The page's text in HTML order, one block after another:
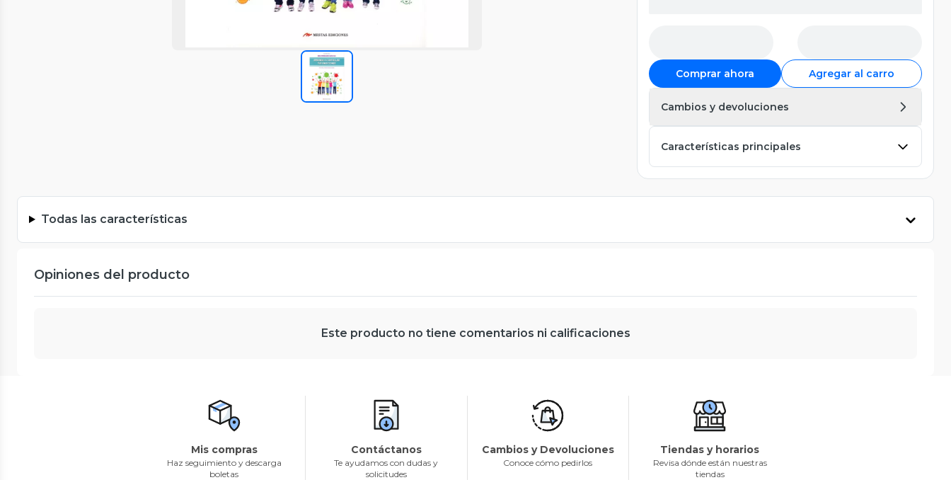
Comprar ahora Agregar al carro
Cambios y devoluciones
Características principales
Todas las características
Opiniones del producto
Este producto no tiene comentarios ni calificaciones
Mis compras
Haz seguimiento y descarga
boletas
Contáctanos
Te ayudamos con dudas y
solicitudes
Cambios y Devoluciones
Conoce cómo pedirlos
Tiendas y horarios
Revisa dónde están nuestras
tiendas